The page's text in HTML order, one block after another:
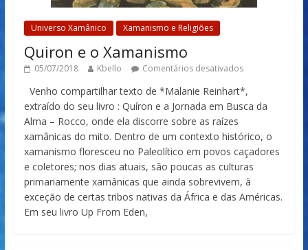
Universo Xamânico Xamanismo e Religiões
Quiron e o Xamanismo
05/07/2018 Kbello Comentários desativados
Venho compartilhar texto de *Malanie Reinhart*,
extraído do seu livro : Quíron e a Jornada em Busca da
Alma – Rocco, onde ela discorre sobre as raízes
xamânicas do mito. Dentro de um contexto histórico, o
xamanismo floresceu no Paleolítico em povos caçadores
e coletores; nos dias atuais, são poucas as culturas
primariamente xamânicas que ainda sobrevivem, à
exceção de certas tribos nativas da África e das Américas.
Em seu livro Up From Eden,